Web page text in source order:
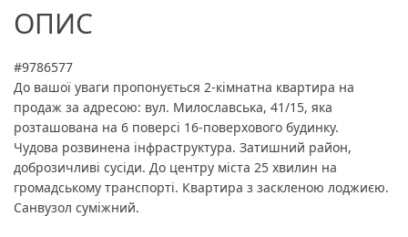
ОПИС
#9786577
До вашої уваги пропонується 2-кімнатна квартира на
продаж за адресою: вул. Милославська, 41/15, яка
розташована на 6 поверсі 16-поверхового будинку.
Чудова розвинена інфраструктура. Затишний район,
доброзичливі сусіди. До центру міста 25 хвилин на
громадському транспорті. Квартира з заскленою лоджиєю.
Санвузол суміжний.